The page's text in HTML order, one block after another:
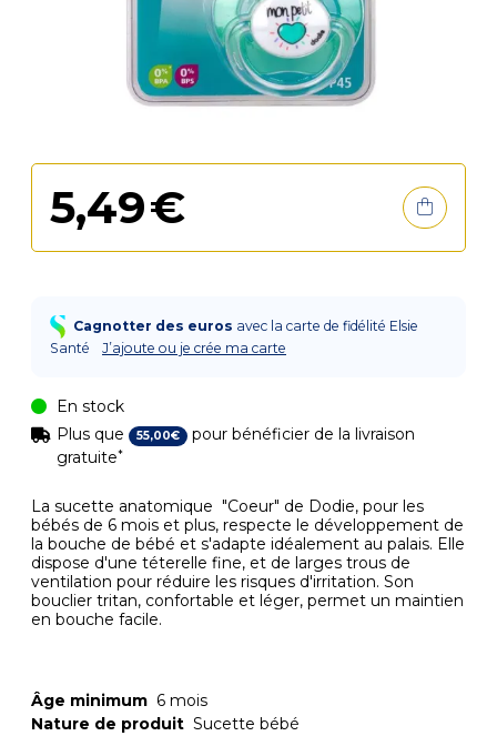
La sucette anatomique "Coeur" de Dodie, pour les
bébés de 6 mois et plus, respecte le développement de
la bouche de bébé et s'adapte idéalement au palais. Elle
dispose d'une téterelle fine, et de larges trous de
ventilation pour réduire les risques d'irritation. Son
bouclier tritan, confortable et léger, permet un maintien
en bouche facile.
5,49€
Cagnotter des euros avec la carte de fidélité Elsie
Santé
J’ajoute ou je crée ma carte
En stock
Plus que
55,00€ pour bénéficier de la livraison
gratuite*
Âge minimum 6 mois
Nature de produit Sucette bébé